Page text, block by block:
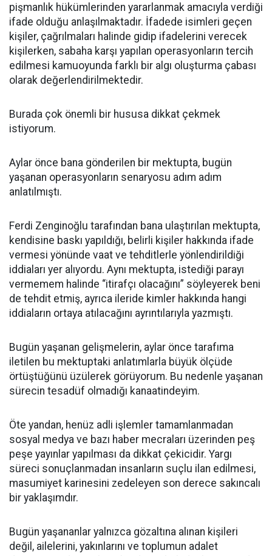
pişmanlık hükümlerinden yararlanmak amacıyla verdiği
ifade olduğu anlaşılmaktadır. İfadede isimleri geçen
kişiler, çağrılmaları halinde gidip ifadelerini verecek
kişilerken, sabaha karşı yapılan operasyonların tercih
edilmesi kamuoyunda farklı bir algı oluşturma çabası
olarak değerlendirilmektedir.
Burada çok önemli bir hususa dikkat çekmek
istiyorum.
Aylar önce bana gönderilen bir mektupta, bugün
yaşanan operasyonların senaryosu adım adım
anlatılmıştı.
Ferdi Zenginoğlu tarafından bana ulaştırılan mektupta,
kendisine baskı yapıldığı, belirli kişiler hakkında ifade
vermesi yönünde vaat ve tehditlerle yönlendirildiği
iddiaları yer alıyordu. Aynı mektupta, istediği parayı
vermemem halinde “itirafçı olacağını” söyleyerek beni
de tehdit etmiş, ayrıca ileride kimler hakkında hangi
iddiaların ortaya atılacağını ayrıntılarıyla yazmıştı.
Bugün yaşanan gelişmelerin, aylar önce tarafıma
iletilen bu mektuptaki anlatımlarla büyük ölçüde
örtüştüğünü üzülerek görüyorum. Bu nedenle yaşanan
sürecin tesadüf olmadığı kanaatindeyim.
Öte yandan, henüz adli işlemler tamamlanmadan
sosyal medya ve bazı haber mecraları üzerinden peş
peşe yayınlar yapılması da dikkat çekicidir. Yargı
süreci sonuçlanmadan insanların suçlu ilan edilmesi,
masumiyet karinesini zedeleyen son derece sakıncalı
bir yaklaşımdır.
Bugün yaşananlar yalnızca gözaltına alınan kişileri
değil, ailelerini, yakınlarını ve toplumun adalet